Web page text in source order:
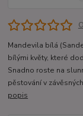
Mandevila bílá
bílými květy, které
Snadno roste na
pěstování v
popis